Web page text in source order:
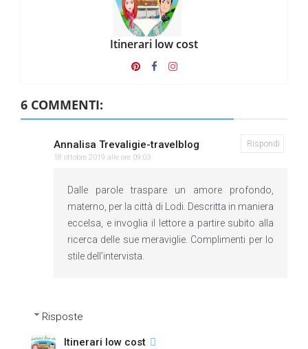
Itinerari low cost
6 COMMENTI:
Annalisa Trevaligie-travelblog
18 ottobre 2019 alle ore 09:03
Dalle parole traspare un amore profondo,
materno, per la città di Lodi. Descritta in maniera
eccelsa, e invoglia il lettore a partire subito alla
ricerca delle sue meraviglie. Complimenti per lo
stile dell’intervista.
Rispondi
Risposte
Itinerari low cost